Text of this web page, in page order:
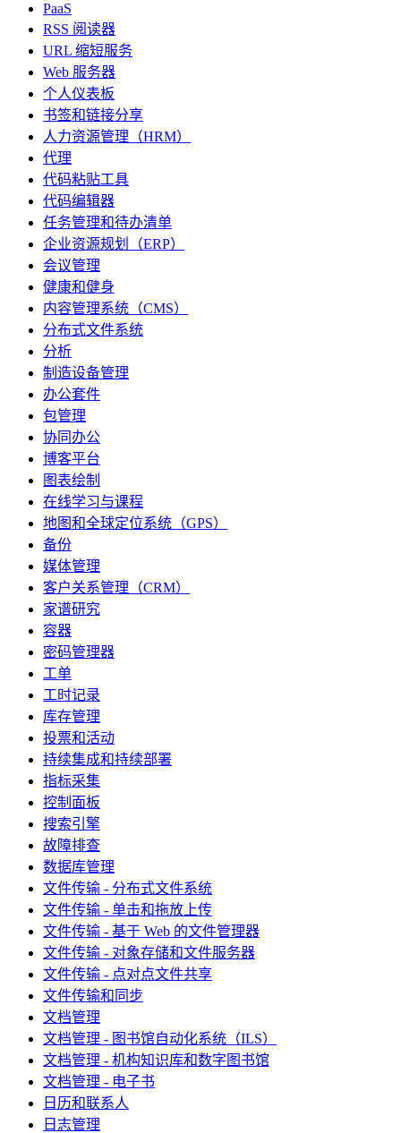
PaaS
RSS 阅读器
URL 缩短服务
Web 服务器
个人仪表板
书签和链接分享
人力资源管理（HRM）
代理
代码粘贴工具
代码编辑器
任务管理和待办清单
企业资源规划（ERP）
会议管理
健康和健身
内容管理系统（CMS）
分布式文件系统
分析
制造设备管理
办公套件
包管理
协同办公
博客平台
图表绘制
在线学习与课程
地图和全球定位系统（GPS）
备份
媒体管理
客户关系管理（CRM）
家谱研究
容器
密码管理器
工单
工时记录
库存管理
投票和活动
持续集成和持续部署
指标采集
控制面板
搜索引擎
故障排查
数据库管理
文件传输 - 分布式文件系统
文件传输 - 单击和拖放上传
文件传输 - 基于 Web 的文件管理器
文件传输 - 对象存储和文件服务器
文件传输 - 点对点文件共享
文件传输和同步
文档管理
文档管理 - 图书馆自动化系统（ILS）
文档管理 - 机构知识库和数字图书馆
文档管理 - 电子书
日历和联系人
日志管理